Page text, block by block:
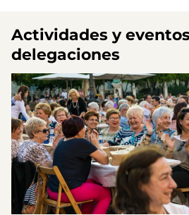
Actividades y
delegaciones